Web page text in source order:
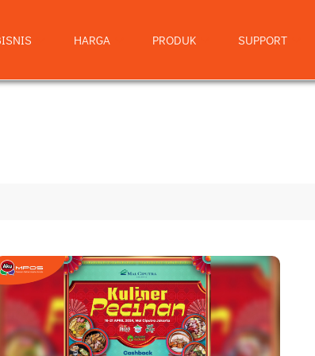
HARGA PRODUK SUPPORT